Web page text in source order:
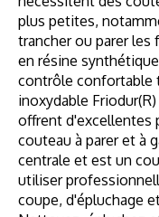
plus petites,
trancher ou parer les
en résine
contrôle confortable
inoxydable
offrent d'excellentes
couteau à parer et à
centrale et est un
utiliser
coupe, d'épluchage